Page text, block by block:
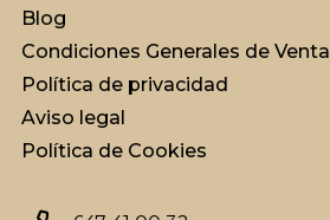
Blog
Condiciones Generales de Venta
Política de privacidad
Aviso legal
Política de Cookies